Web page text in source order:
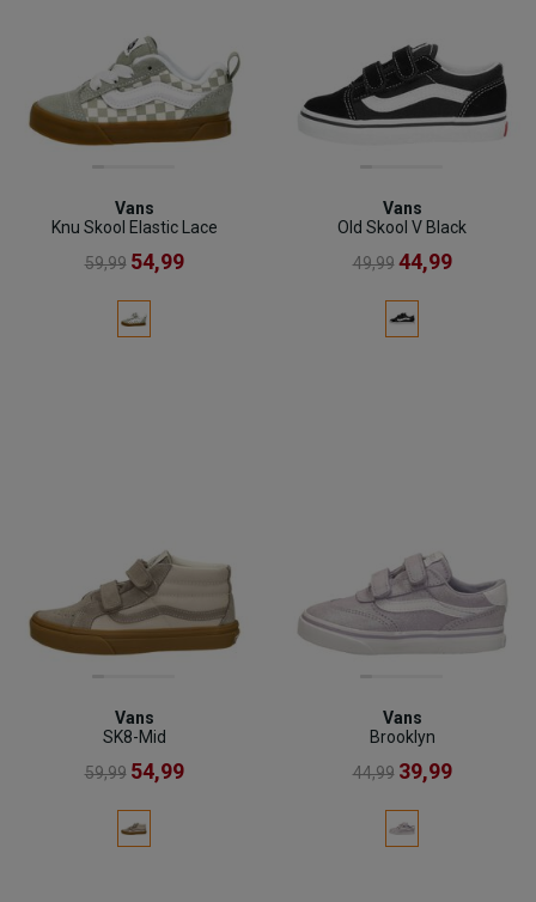
Vans
Knu Skool Elastic Lace
59,99 54,99
Vans
Old Skool V Black
49,99 44,99
Vans
SK8-Mid
59,99 54,99
Vans
Brooklyn
44,99 39,99